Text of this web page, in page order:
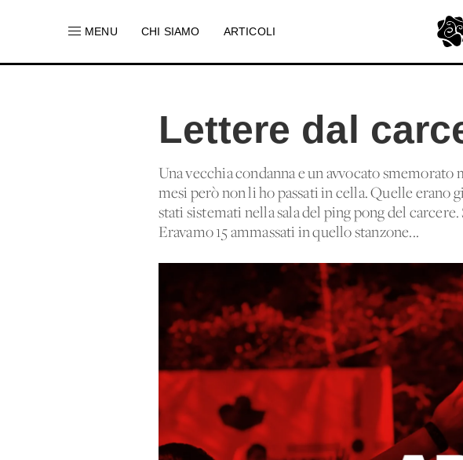
MENU CHI SIAMO ARTICOLI
Lettere dal
Una vecchia condanna e un avvocato
mesi però non li ho passati in cella. Quelle erano
stati sistemati nella sala del ping pong del
Eravamo 15 ammassati in quello stanzone...